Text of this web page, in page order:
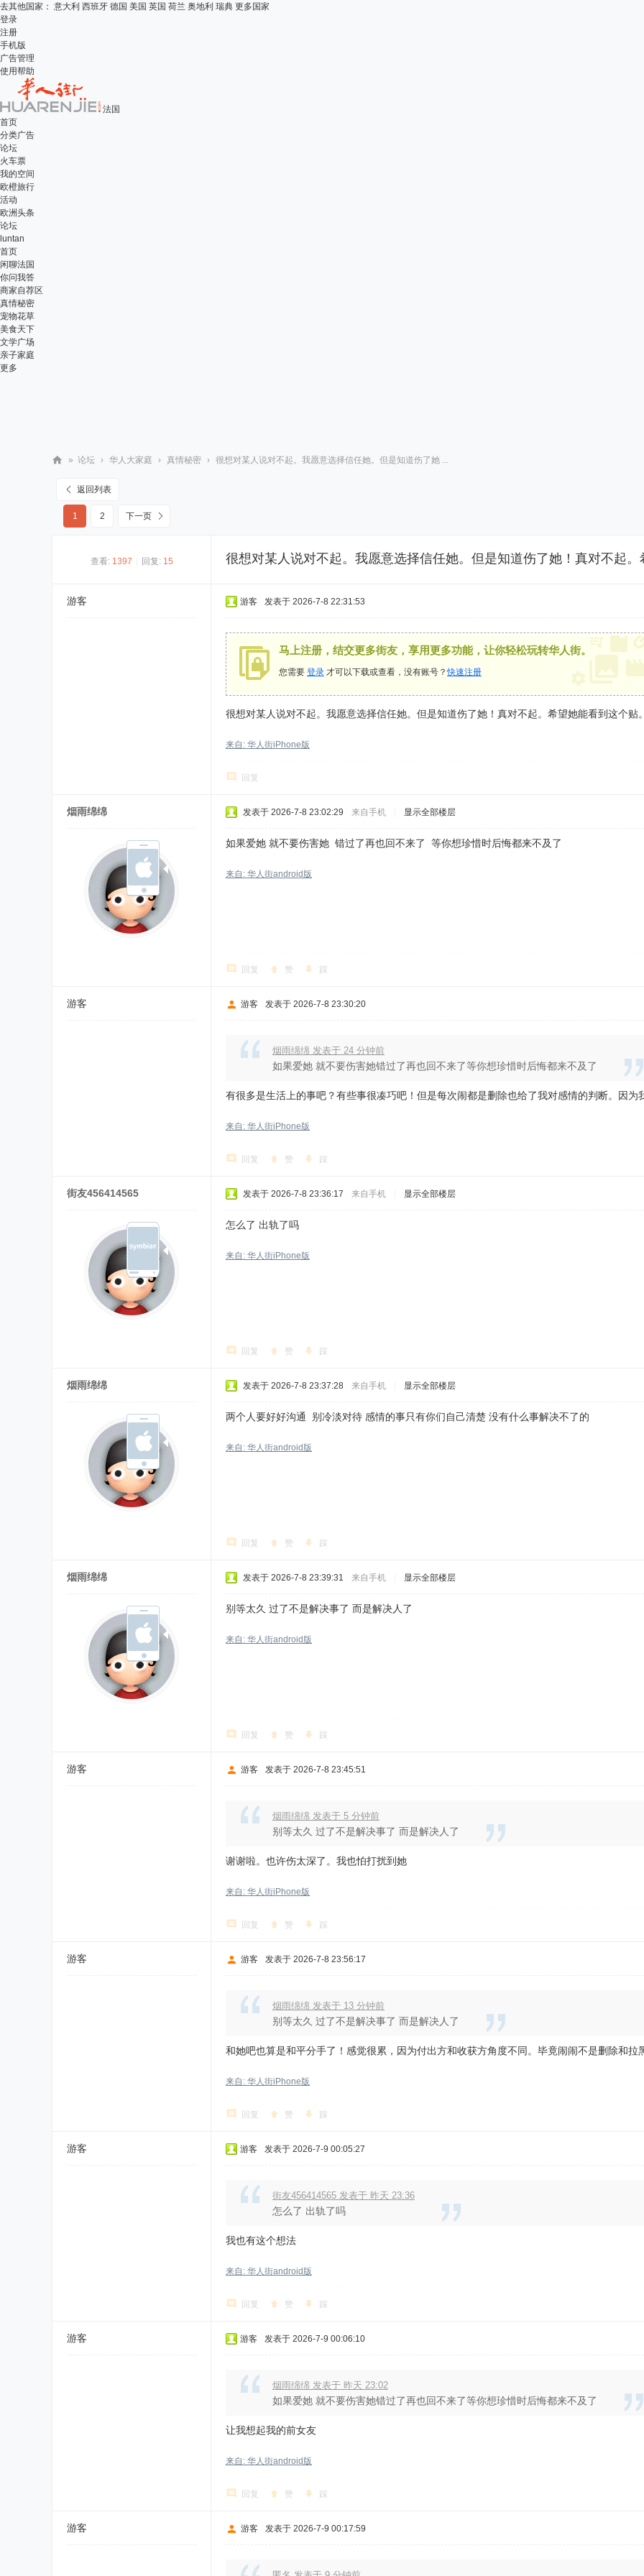
去其他国家： 意大利 西班牙 德国 美国 英国 荷兰 奥地利 瑞典 更多国家
登录
注册
手机版
广告管理
使用帮助
法国
首页
分类广告
论坛
火车票
我的空间
欧橙旅行
活动
欧洲头条
论坛
luntan
首页
闲聊法国
你问我答
商家自荐区
真情秘密
宠物花草
美食天下
文学广场
亲子家庭
更多
» 论坛 › 华人大家庭 › 真情秘密 › 很想对某人说对不起。我愿意选择信任她。但是知道伤了她 ...
返回列表
1 2 下一页
查看: 1397 回复: 15 很想对某人说对不起。我愿意选择信任她。但是知道伤了她！真对不起。
游客 游客 发表于 2026-7-8 22:31:53
马上注册，结交更多街友，享用更多功能，让你轻松玩转华人街。
您需要 登录 才可以下载或查看，没有账号？快速注册
很想对某人说对不起。我愿意选择信任她。但是知道伤了她！真对不起。希望她能看到这个贴
来自: 华人街iPhone版
回复
烟雨绵绵 发表于 2026-7-8 23:02:29 来自手机 显示全部楼层
如果爱她 就不要伤害她 错过了再也回不来了 等你想珍惜时后悔都来不及了
来自: 华人街android版
回复 赞 踩
游客 游客 发表于 2026-7-8 23:30:20
烟雨绵绵 发表于 24 分钟前
如果爱她 就不要伤害她错过了再也回不来了等你想珍惜时后悔都来不及了
有很多是生活上的事吧？有些事很凑巧吧！但是每次闹都是删除也给了我对感情的判断。因
来自: 华人街iPhone版
回复 赞 踩
街友456414565 发表于 2026-7-8 23:36:17 来自手机 显示全部楼层
怎么了 出轨了吗
来自: 华人街iPhone版
回复 赞 踩
烟雨绵绵 发表于 2026-7-8 23:37:28 来自手机 显示全部楼层
两个人要好好沟通 别冷淡对待 感情的事只有你们自己清楚 没有什么事解决不了的
来自: 华人街android版
回复 赞 踩
烟雨绵绵 发表于 2026-7-8 23:39:31 来自手机 显示全部楼层
别等太久 过了不是解决事了 而是解决人了
来自: 华人街android版
回复 赞 踩
游客 游客 发表于 2026-7-8 23:45:51
烟雨绵绵 发表于 5 分钟前
别等太久 过了不是解决事了 而是解决人了
谢谢啦。也许伤太深了。我也怕打扰到她
来自: 华人街iPhone版
回复 赞 踩
游客 游客 发表于 2026-7-8 23:56:17
烟雨绵绵 发表于 13 分钟前
别等太久 过了不是解决事了 而是解决人了
和她吧也算是和平分手了！感觉很累，因为付出方和收获方角度不同。毕竟闹闹不是删除和拉
来自: 华人街iPhone版
回复 赞 踩
游客 游客 发表于 2026-7-9 00:05:27
街友456414565 发表于 昨天 23:36
怎么了 出轨了吗
我也有这个想法
来自: 华人街android版
回复 赞 踩
游客 游客 发表于 2026-7-9 00:06:10
烟雨绵绵 发表于 昨天 23:02
如果爱她 就不要伤害她错过了再也回不来了等你想珍惜时后悔都来不及了
让我想起我的前女友
来自: 华人街android版
回复 赞 踩
游客 游客 发表于 2026-7-9 00:17:59